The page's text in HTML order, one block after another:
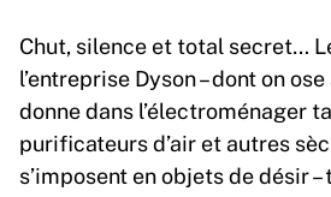
Chut, silence et total secret…
l’entreprise Dyson – dont on
donne dans l’électroménager
purificateurs d’air et autres
s’imposent en objets de désir